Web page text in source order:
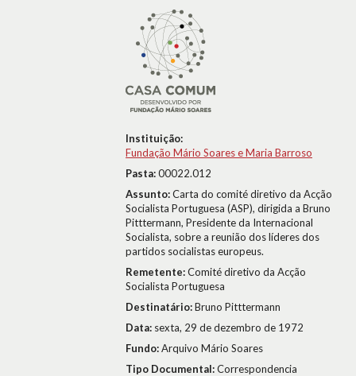
Instituição:
Fundação Mário Soares e Maria Barroso
Pasta:00022.012
Assunto:Carta do comité diretivo da Acção
Socialista Portuguesa (ASP), dirigida a Bruno
Pitttermann, Presidente da Internacional
Socialista, sobre a reunião dos líderes dos
partidos socialistas europeus.
Remetente:Comité diretivo da Acção
Socialista Portuguesa
Destinatário:Bruno Pitttermann
Data: sexta, 29 de dezembro de 1972
Fundo:Arquivo Mário Soares
Tipo Documental:Correspondencia